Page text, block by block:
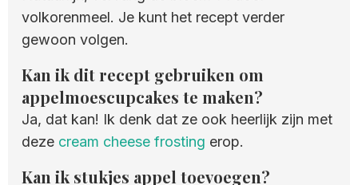
volkorenmeel. Je kunt het recept verder
gewoon volgen.
Kan ik dit recept gebruiken om
appelmoescupcakes te maken?
Ja, dat kan! Ik denk dat ze ook heerlijk zijn met
deze cream cheese frosting erop.
Kan ik stukjes appel toevoegen?